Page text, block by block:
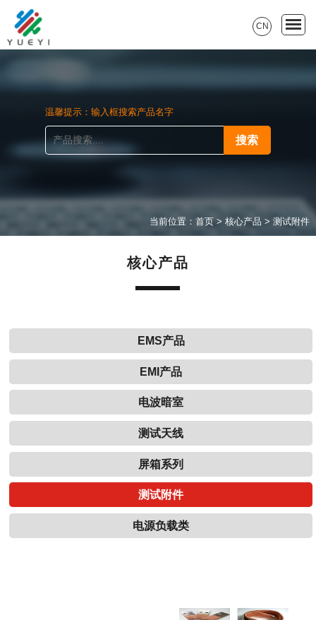
CN
温馨提示：输入框搜索产品名字
当前位置：首页 >核心产品 >测试附件
核心产品
EMS产品
EMI产品
电波暗室
测试天线
屏箱系列
测试附件
电源负载类